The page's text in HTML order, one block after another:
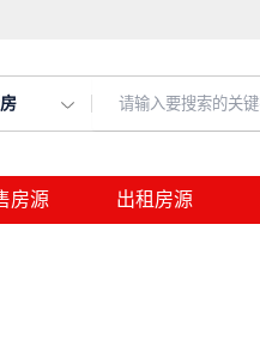
房源 出租房源